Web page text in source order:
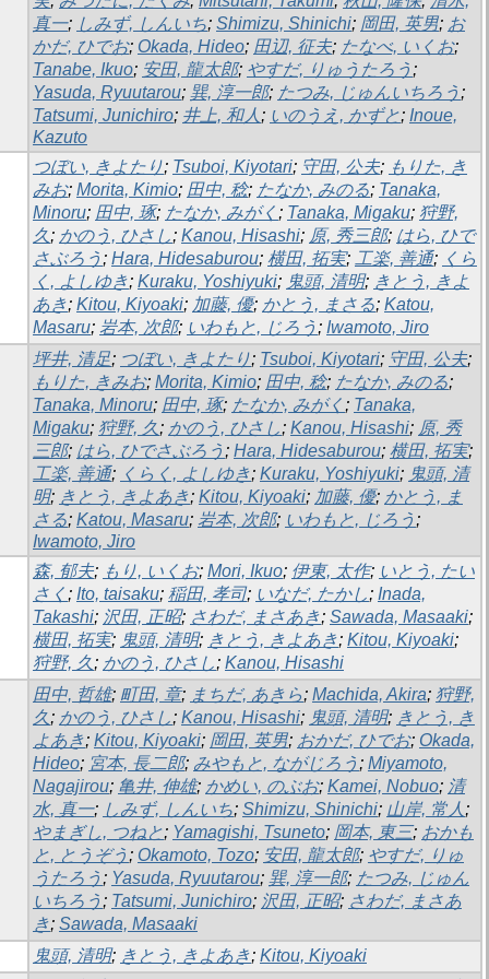
真一; しみず, しんいち; Shimizu, Shinichi; 岡田, 英男; お
かだ, ひでお; Okada, Hideo; 田辺, 征夫; たなべ, いくお;
Tanabe, Ikuo; 安田, 龍太郎; やすだ, りゅうたろう ;
Yasuda, Ryuutarou; 巽, 淳一郎; たつみ, じゅんいちろう ;
Tatsumi, Junichiro; 井上, 和人 ; いのうえ, かずと; Inoue,
Kazuto
つぼい, きよたり; Tsuboi, Kiyotari; 守田, 公夫; もりた, き
みお; Morita, Kimio; 田中, 稔; たなか, みのる; Tanaka,
Minoru; 田中, 琢; たなか, みがく ; Tanaka, Migaku; 狩野,
久; かのう, ひさし; Kanou, Hisashi; 原, 秀三郎; はら, ひで
さぶろう ; Hara, Hidesaburou; 横田, 拓実; 工楽, 善通; くら
く, よしゆき; Kuraku, Yoshiyuki; 鬼頭, 清明; きとう, きよ
あき; Kitou, Kiyoaki; 加藤, 優; かとう, まさる; Katou,
Masaru; 岩本, 次郎; いわもと, じろう ; Iwamoto, Jiro
坪井, 清足; つぼい, きよたり; Tsuboi, Kiyotari; 守田, 公夫;
もりた, きみお; Morita, Kimio; 田中, 稔; たなか, みのる;
Tanaka, Minoru; 田中, 琢; たなか, みがく ; Tanaka,
Migaku; 狩野, 久; かのう, ひさし; Kanou, Hisashi; 原, 秀
三郎; はら, ひでさぶろう ; Hara, Hidesaburou; 横田, 拓実;
工楽, 善通; くらく, よしゆき; Kuraku, Yoshiyuki; 鬼頭, 清
明; きとう, きよあき; Kitou, Kiyoaki; 加藤, 優; かとう, ま
さる; Katou, Masaru; 岩本, 次郎; いわもと, じろう ;
Iwamoto, Jiro
森, 郁夫; もり, いくお; Mori, Ikuo; 伊東, 太作; いとう, たい
さく ; Ito, taisaku; 稲田, 孝司; いなだ, たかし; Inada,
Takashi; 沢田, 正昭; さわだ, まさあき; Sawada, Masaaki;
横田, 拓実; 鬼頭, 清明; きとう, きよあき; Kitou, Kiyoaki;
狩野, 久; かのう, ひさし; Kanou, Hisashi
田中, 哲雄; 町田, 章; まちだ, あきら; Machida, Akira; 狩野,
久; かのう, ひさし; Kanou, Hisashi; 鬼頭, 清明; きとう, き
よあき; Kitou, Kiyoaki; 岡田, 英男; おかだ, ひでお; Okada,
Hideo; 宮本, 長二郎; みやもと, ながじろう ; Miyamoto,
Nagajirou; 亀井, 伸雄; かめい, のぶお; Kamei, Nobuo; 清
水, 真一; しみず, しんいち; Shimizu, Shinichi; 山岸, 常人 ;
やまぎし, つねと; Yamagishi, Tsuneto; 岡本, 東三; おかも
と, とうぞう ; Okamoto, Tozo; 安田, 龍太郎; やすだ, りゅ
うたろう ; Yasuda, Ryuutarou; 巽, 淳一郎; たつみ, じゅん
いちろう ; Tatsumi, Junichiro; 沢田, 正昭; さわだ, まさあ
き; Sawada, Masaaki
鬼頭, 清明; きとう, きよあき; Kitou, Kiyoaki